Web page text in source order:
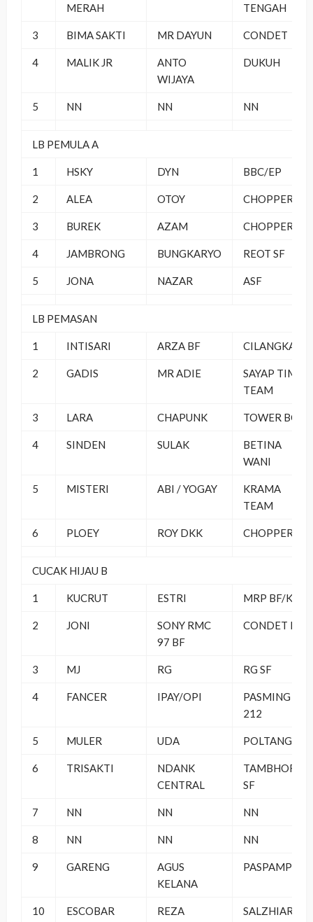
MERAH
TENGAH
3 BIMA SAKTI MR DAYUN CONDET
4 MALIK JR
ANTO
WIJAYA
DUKUH
5 NN NN NN
LB PEMULA A
1 HSKY DYN BBC/EP
2 ALEA OTOY CHOPPER BC
3 BUREK AZAM CHOPPER BC
4 JAMBRONG BUNGKARYO REOT SF
5 JONA NAZAR ASF
LB PEMASAN
1 INTISARI ARZA BF CILANGKAP
2 GADIS MR ADIE
SAYAP TIMUR
TEAM
3 LARA CHAPUNK TOWER BC
4 SINDEN SULAK
BETINA
WANI
5 MISTERI ABI / YOGAY
KRAMA
TEAM
6 PLOEY ROY DKK CHOPPER BX
CUCAK HIJAU B
1 KUCRUT ESTRI MRP BF/KMJ
2 JONI
SONY RMC
97 BF
CONDET BC
3 MJ RG RG SF
4 FANCER IPAY/OPI
PASMING
212
5 MULER UDA POLTANGAN
6 TRISAKTI
NDANK
CENTRAL
TAMBHORA
SF
7 NN NN NN
8 NN NN NN
9 GARENG
AGUS
KELANA
PASPAMPRES
10 ESCOBAR REZA SALZHIAR SF